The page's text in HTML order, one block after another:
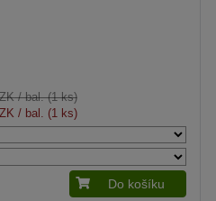
/ bal. (1 ks)
/ bal. (1 ks)
Do košíku